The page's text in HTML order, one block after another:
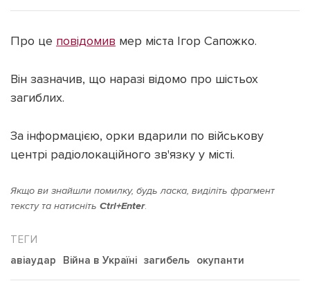
[email protected] Реклама на сайті
Політика конфіденційності
Наші соц мережі
Про це повідомив мер міста Ігор Сапожко.
Він зазначив, що наразі відомо про шістьох
загиблих.
За інформацією, орки вдарили по військову
центрі радіолокаційного зв'язку у місті.
Якщо ви знайшли помилку, будь ласка, виділіть фрагмент
тексту та натисніть Ctrl+Enter.
авіаудар Війна в Україні загибель окупанти